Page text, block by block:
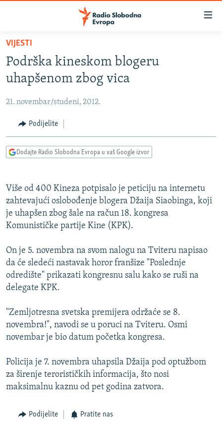
Pređite
glavni
sadržaj
na
navigaciju
Pređite
na
VIJESTI
BOSNA I HERCEGOVINA
SRBIJA
KOSOVO
CRNA GORA
VIDEO
INFOGRAFIKE
PODCASTI
KINA NA BALKANU
RSE PRIČE IZ SVIJETA
ISPRIČAJ MI
DNEVNO@RSE
SPECIJALI RSE
VIŠE OD NASLOVA
POPLAVE I KLIZIŠTA U BIH 2024.
TV LIBERTY
POST SCRIPTUM
MOJA EVROPA
TRI DECENIJE OD RATA U BIH
SVE KARTE DEJTONA
PRATITE NAS
Sve RFE/RL stranice
VIJESTI
Podrška kineskom blogeru
uhapšenom zbog vica
21. novembar/studeni, 2012.
Podijelite
Dodajte Radio Slobodna Evropa u vaš Google izvor
Više od 400 Kineza potpisalo je peticiju na internetu
zahtevajući oslobođenje blogera Džaija Siaobinga, koji
je uhapšen zbog šale na račun 18. kongresa
Komunističke partije Kine (KPK).
On je 5. novembra na svom nalogu na Tviteru napisao
da će sledeći nastavak horor franšize "Poslednje
odredište" prikazati kongresnu salu kako se ruši na
delegate KPK.
"Zemljotresna svetska premijera održaće se 8.
novembra!", navodi se u poruci na Tviteru. Osmi
novembar je bio datum početka kongresa.
Policija je 7. novembra uhapsila Džaija pod optužbom
za širenje terorističkih informacija, što nosi
maksimalnu kaznu od pet godina zatvora.
Podijelite Pratite nas